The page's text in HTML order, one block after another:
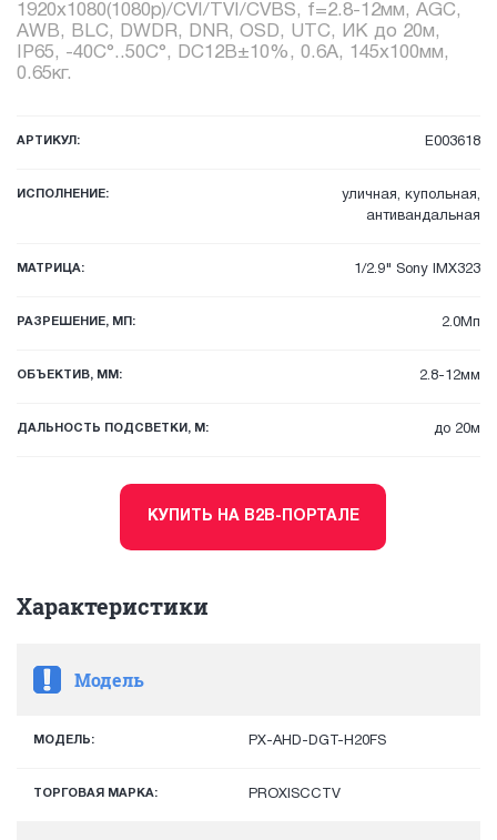
1920х1080(1080p)/CVI/TVI/CVBS, f=2.8-12мм, AGC,
AWB, BLC, DWDR, DNR, OSD, UTC, ИК до 20м,
IP65, -40C°..50C°, DC12В±10%, 0.6А, 145x100мм,
0.65кг.
АРТИКУЛ: E003618
ИСПОЛНЕНИЕ:
уличная, купольная,
антивандальная
МАТРИЦА: 1/2.9" Sony IMX323
РАЗРЕШЕНИЕ, МП: 2.0Мп
ОБЪЕКТИВ, ММ: 2.8-12мм
ДАЛЬНОСТЬ ПОДСВЕТКИ, М: до 20м
КУПИТЬ НА B2B-ПОРТАЛЕ
Характеристики
Модель
МОДЕЛЬ: PX-AHD-DGT-H20FS
ТОРГОВАЯ МАРКА: PROXISCCTV